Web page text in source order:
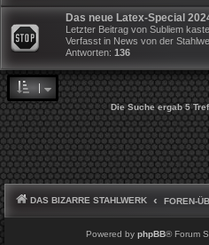
Das neue Latex-Special
Letzter Beitrag von Subliem
Verfasst in News von der
Antworten: 136
Die Suche ergab 5
DAS BIZARRE STAHLWERK FOREN-
Powered by phpBB® Forum